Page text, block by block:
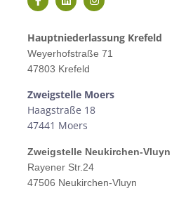
Hauptniederlassung Krefeld
Weyerhofstraße 71
47803 Krefeld
Zweigstelle Moers
Haagstraße 18
47441 Moers
Zweigstelle Neukirchen-Vluyn
Rayener Str.24
47506 Neukirchen-Vluyn